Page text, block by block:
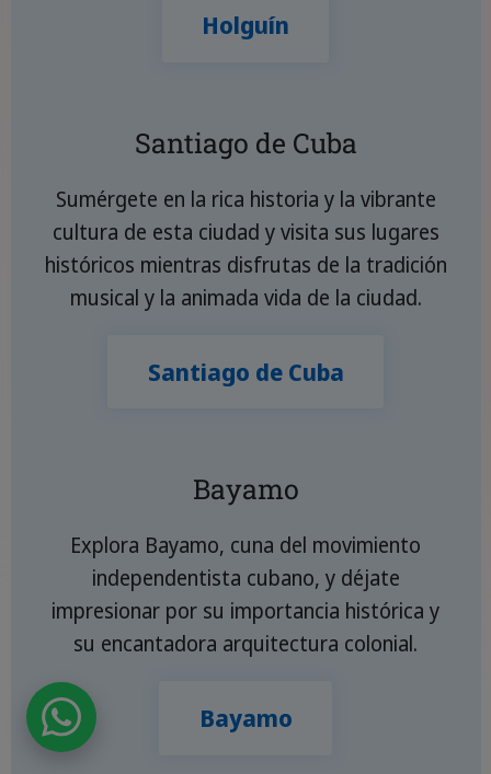
Holguín
Santiago de Cuba
Sumérgete en la rica historia y la vibrante
cultura de esta ciudad y visita sus lugares
históricos mientras disfrutas de la tradición
musical y la animada vida de la ciudad.
Santiago de Cuba
Bayamo
Explora Bayamo, cuna del movimiento
independentista cubano, y déjate
impresionar por su importancia histórica y
su encantadora arquitectura colonial.
Bayamo